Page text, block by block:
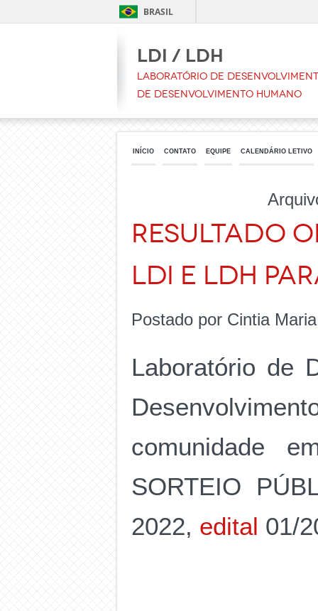
BRASIL
LDI / LDH
Laboratório de
de Desenvolvimento Humano
INÍCIO CONTATO EQUIPE CALENDÁRIO LETIVO
RESULTADO
LDI E LDH
Postado por Cintia
Laboratório de
comunidade
SORTEIO
2022, edital 01/